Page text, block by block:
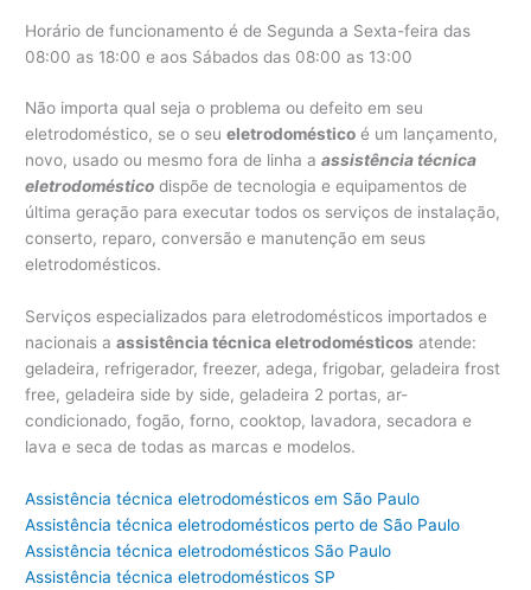
Horário de funcionamento é de Segunda a Sexta-feira das
08:00 as 18:00 e aos Sábados das 08:00 as 13:00
Não importa qual seja o problema ou defeito em seu
eletrodoméstico, se o seueletrodoméstico é um lançamento,
novo, usado ou mesmo fora de linha aassistência técnica
eletrodoméstico dispõe de tecnologia e equipamentos de
última geração para executar todos os serviços de instalação,
conserto, reparo, conversão e manutenção em seus
eletrodomésticos.
Serviços especializados para eletrodomésticos importados e
nacionais aassistência técnica eletrodomésticos atende:
geladeira, refrigerador, freezer, adega, frigobar, geladeira frost
free, geladeira side by side, geladeira 2 portas, ar-
condicionado, fogão, forno, cooktop, lavadora, secadora e
lava e seca de todas as marcas e modelos.
Assistência técnica eletrodomésticos em São Paulo
Assistência técnica eletrodomésticos perto de São Paulo
Assistência técnica eletrodomésticos São Paulo
Assistência técnica eletrodomésticos SP